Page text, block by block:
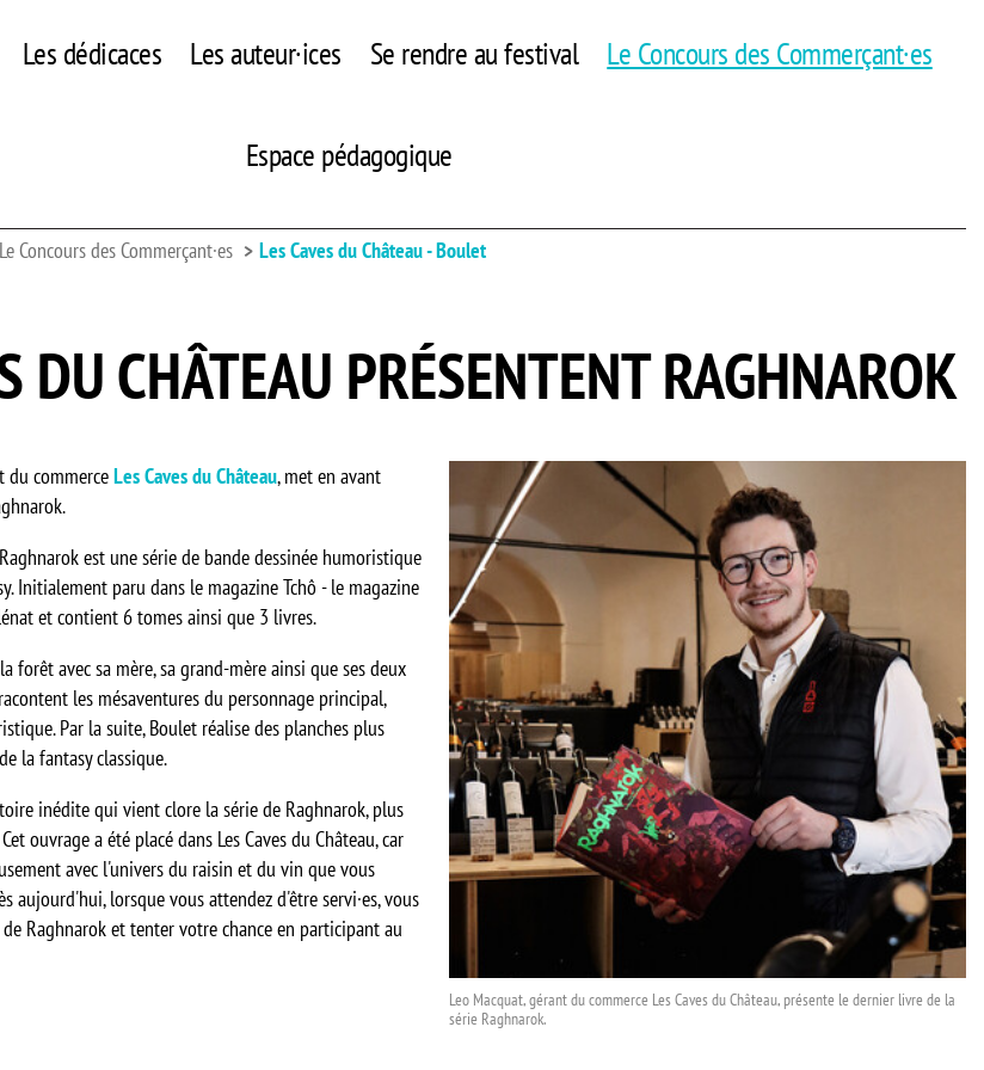
Les dédicaces Les auteur·ices Se rendre au festival Le Concours des Commerçant·es
Espace pédagogique
Le Concours des Commerçant·es Les Caves du Château - Boulet
DU CHÂTEAU PRÉSENTENT RAGHNAROK
Leo Macquat, gérant du commerce Les Caves du Château, présente le dernier livre de la
série Raghnarok.
du commerceLes Caves du Château, met en avant
est une série de bande dessinée humoristique
Initialement paru dans le magazine Tchô - le magazine
et contient 6 tomes ainsi que 3 livres.
avec sa mère, sa grand-mère ainsi que ses deux
les mésaventures du personnage principal,
Par la suite, Boulet réalise des planches plus
la fantasy classique.
inédite qui vient clore la série de Raghnarok, plus
ouvrage a été placé dans Les Caves du Château, car
avec l'univers du raisin et du vin que vous
aujourd'hui, lorsque vous attendez d'être servi·es, vous
Raghnarok et tenter votre chance en participant au